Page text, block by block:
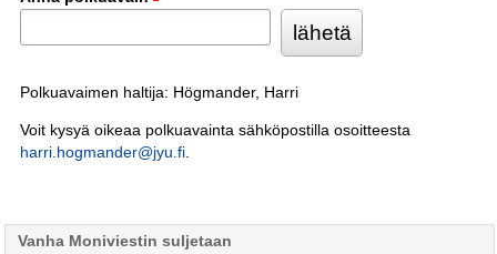
Polkuavaimen haltija: Högmander, Harri
Voit kysyä oikeaa polkuavainta sähköpostilla osoitteesta
harri.hogmander@jyu.fi.
Vanha Moniviestin suljetaan